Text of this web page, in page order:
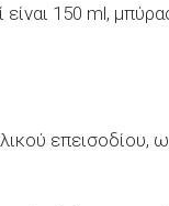
150 ml,
επεισοδίου,